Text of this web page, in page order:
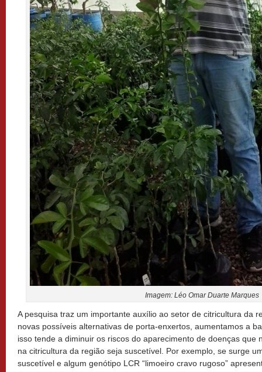
Imagem: Léo Omar Duarte Marques
A pesquisa traz um importante auxílio ao setor de citricultura da
novas possíveis alternativas de porta-enxertos, aumentamos a
isso tende a diminuir os riscos do aparecimento de doenças que
na citricultura da região seja suscetível. Por exemplo, se surge
suscetível e algum genótipo LCR “limoeiro cravo rugoso”